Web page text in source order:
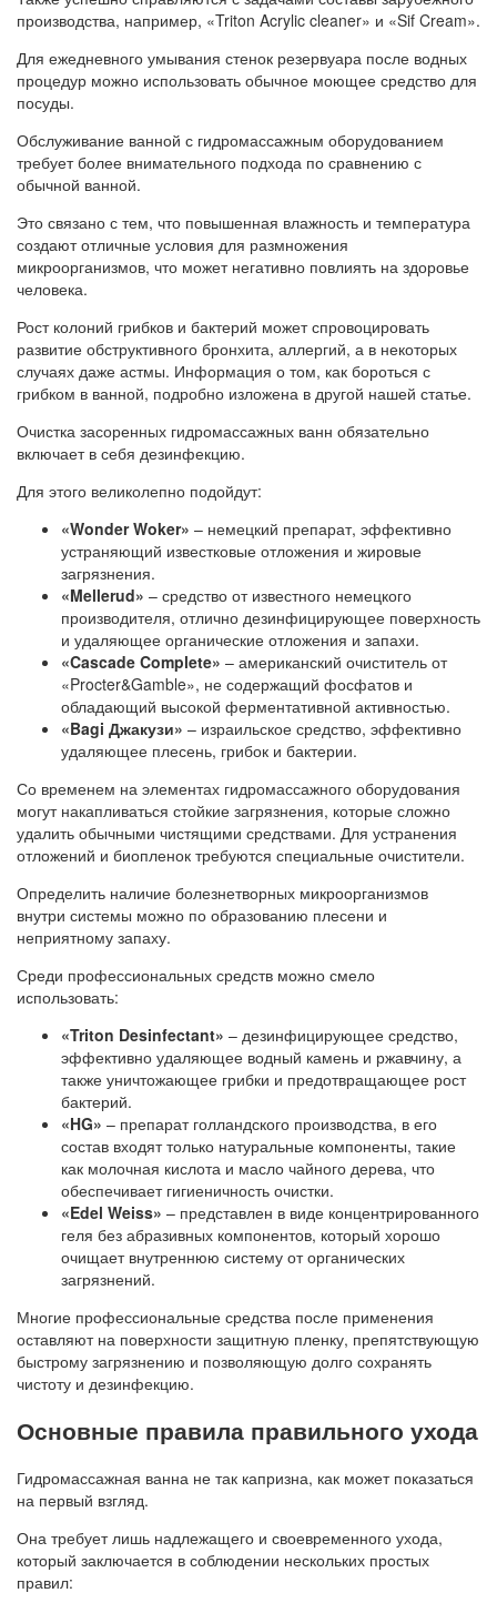
производства, например, «Triton Acrylic cleaner» и «Sif Cream».
Для ежедневного умывания стенок резервуара после водных
процедур можно использовать обычное моющее средство для
посуды.
Обслуживание ванной с гидромассажным оборудованием
требует более внимательного подхода по сравнению с
обычной ванной.
Это связано с тем, что повышенная влажность и температура
создают отличные условия для размножения
микроорганизмов, что может негативно повлиять на здоровье
человека.
Рост колоний грибков и бактерий может спровоцировать
развитие обструктивного бронхита, аллергий, а в некоторых
случаях даже астмы. Информация о том, как бороться с
грибком в ванной, подробно изложена в другой нашей статье.
Очистка засоренных гидромассажных ванн обязательно
включает в себя дезинфекцию.
Для этого великолепно подойдут:
«Wonder Woker» – немецкий препарат, эффективно
устраняющий известковые отложения и жировые
загрязнения.
«Mellerud» – средство от известного немецкого
производителя, отлично дезинфицирующее поверхность
и удаляющее органические отложения и запахи.
«Cascade Complete» – американский очиститель от
«Procter&Gamble», не содержащий фосфатов и
обладающий высокой ферментативной активностью.
«Bagi Джакузи» – израильское средство, эффективно
удаляющее плесень, грибок и бактерии.
Со временем на элементах гидромассажного оборудования
могут накапливаться стойкие загрязнения, которые сложно
удалить обычными чистящими средствами. Для устранения
отложений и биопленок требуются специальные очистители.
Определить наличие болезнетворных микроорганизмов
внутри системы можно по образованию плесени и
неприятному запаху.
Среди профессиональных средств можно смело
использовать:
«Triton Desinfectant» – дезинфицирующее средство,
эффективно удаляющее водный камень и ржавчину, а
также уничтожающее грибки и предотвращающее рост
бактерий.
«HG» – препарат голландского производства, в его
состав входят только натуральные компоненты, такие
как молочная кислота и масло чайного дерева, что
обеспечивает гигиеничность очистки.
«Edel Weiss» – представлен в виде концентрированного
геля без абразивных компонентов, который хорошо
очищает внутреннюю систему от органических
загрязнений.
Многие профессиональные средства после применения
оставляют на поверхности защитную пленку, препятствующую
быстрому загрязнению и позволяющую долго сохранять
чистоту и дезинфекцию.
Основные правила правильного ухода
Гидромассажная ванна не так капризна, как может показаться
на первый взгляд.
Она требует лишь надлежащего и своевременного ухода,
который заключается в соблюдении нескольких простых
правил: